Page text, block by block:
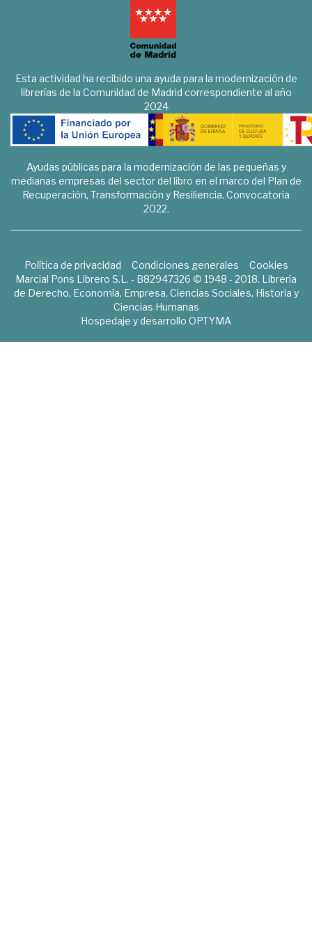
Esta actividad ha recibido una ayuda para la modernización de
librerías de la Comunidad de Madrid correspondiente al año
2024
Ayudas públicas para la modernización de las pequeñas y
medianas empresas del sector del libro en el marco del Plan de
Recuperación, Transformación y Resiliencia. Convocatoria
2022.
Política de privacidad Condiciones generales
Cookies
Marcial Pons Librero S.L. - B82947326 © 1948 - 2018. Librería
de Derecho, Economía, Empresa, Ciencias Sociales, Historia y
Ciencias Humanas
Hospedaje y desarrollo OPTYMA